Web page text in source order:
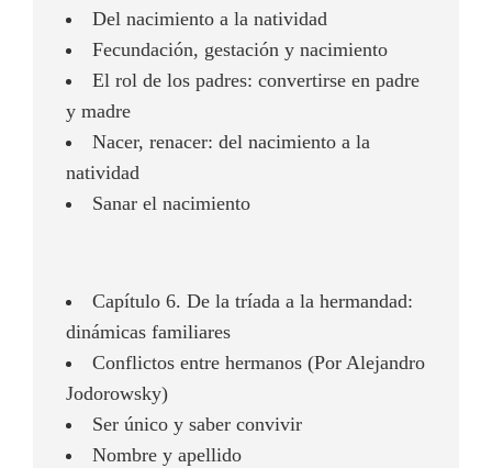
Del nacimiento a la natividad
Fecundación, gestación y nacimiento
El rol de los padres: convertirse en padre
y madre
Nacer, renacer: del nacimiento a la
natividad
Sanar el nacimiento
Capítulo 6. De la tríada a la hermandad:
dinámicas familiares
Conflictos entre hermanos (Por Alejandro
Jodorowsky)
Ser único y saber convivir
Nombre y apellido